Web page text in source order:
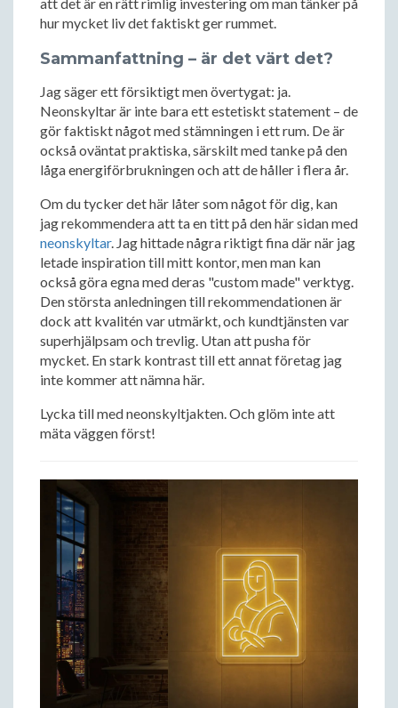
hur mycket liv det faktiskt ger rummet.
Sammanfattning – är det värt det?
Jag säger ett försiktigt men övertygat: ja.
Neonskyltar är inte bara ett estetiskt statement – de
gör faktiskt något med stämningen i ett rum. De är
också oväntat praktiska, särskilt med tanke på den
låga energiförbrukningen och att de håller i flera år.
Om du tycker det här låter som något för dig, kan
jag rekommendera att ta en titt på den här sidan med
neonskyltar. Jag hittade några riktigt fina där när jag
letade inspiration till mitt kontor, men man kan
också göra egna med deras "custom made" verktyg.
Den största anledningen till rekommendationen är
dock att kvalitén var utmärkt, och kundtjänsten var
superhjälpsam och trevlig. Utan att pusha för
mycket. En stark kontrast till ett annat företag jag
inte kommer att nämna här.
Lycka till med neonskyltjakten. Och glöm inte att
mäta väggen först!